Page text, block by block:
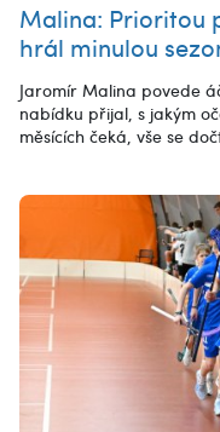
Malina: Prioritou
hrál minulou
Jaromír Malina povede
nabídku přijal, s jakým
měsících čeká, vše se